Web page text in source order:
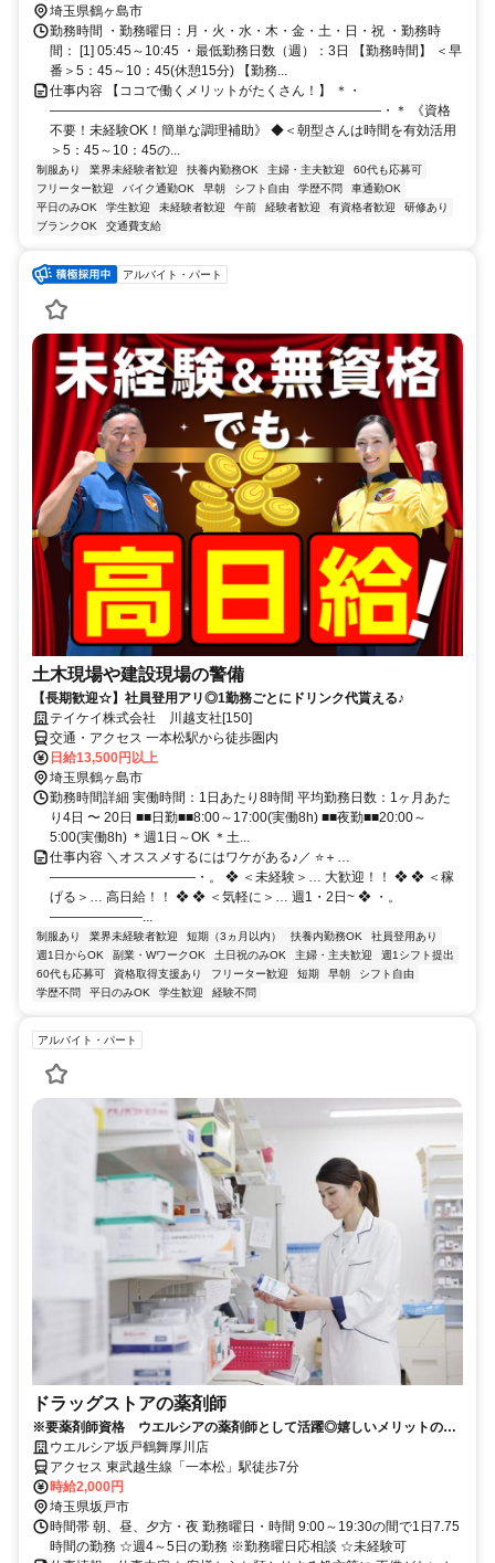
定しているため、MAPの位置がずれている場合がございます
埼玉県鶴ヶ島市
勤務時間 ・勤務曜日：月・火・水・木・金・土・日・祝 ・勤務時
間： [1] 05:45～10:45 ・最低勤務日数（週）：3日 【勤務時間】 ＜早
番＞5：45～10：45(休憩15分) 【勤務...
仕事内容 【ココで働くメリットがたくさん！】 ＊・
―――――――――――――――――――――――――・＊ 《資格
不要！未経験OK！簡単な調理補助》 ◆＜朝型さんは時間を有効活用
＞5：45～10：45の...
制服あり 業界未経験者歓迎 扶養内勤務OK 主婦・主夫歓迎
60代も応募可
フリーター歓迎
バイク通勤OK 早朝 シフト自由 学歴不問
車通勤OK
平日のみOK
学生歓迎 未経験者歓迎 午前 経験者歓迎 有資格者歓迎
研修あり
ブランクOK
交通費支給
アルバイト・パート
土木現場や建設現場の警備
【長期歓迎☆】社員登用アリ◎1勤務ごとにドリンク代貰える♪
テイケイ株式会社 川越支社[150]
交通・アクセス 一本松駅から徒歩圏内
日給13,500円以上
埼玉県鶴ヶ島市
勤務時間詳細 実働時間：1日あたり8時間 平均勤務日数：1ヶ月あた
り4日 〜 20日 ■■日勤■■8:00～17:00(実働8h) ■■夜勤■■20:00～
5:00(実働8h) ＊週1日～OK ＊土...
仕事内容 ＼オススメするにはワケがある♪／ ⭐＋…
―――――――――――・。 ❖ ＜未経験＞… 大歓迎！！ ❖ ❖ ＜稼
げる＞… 高日給！！ ❖ ❖ ＜気軽に＞… 週1・2日~ ❖ ・。
―――――――...
制服あり 業界未経験者歓迎 短期（3ヵ月以内） 扶養内勤務OK
社員登用あり
週1日からOK
副業・WワークOK 土日祝のみOK 主婦・主夫歓迎
週1シフト提出
60代も応募可
資格取得支援あり フリーター歓迎 短期 早朝
シフト自由
学歴不問
平日のみOK 学生歓迎 経験不問
アルバイト・パート
ドラッグストアの薬剤師
※要薬剤師資格 ウエルシアの薬剤師として活躍◎嬉しいメリットの多
いパートスタッフ大募集！
ウエルシア坂戸鶴舞厚川店
アクセス 東武越生線「一本松」駅徒歩7分
時給2,000円
埼玉県坂戸市
時間帯 朝、昼、夕方・夜 勤務曜日・時間 9:00～19:30の間で1日7.75
時間の勤務 ☆週4～5日の勤務 ※勤務曜日応相談 ☆未経験可